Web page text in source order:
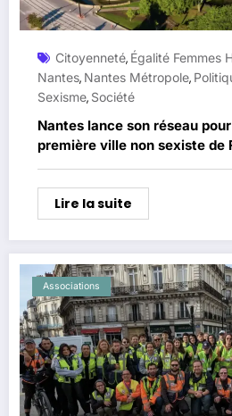
Citoyenneté, Égalité Femmes
Nantes, Nantes Métropole,
Sexisme, Société
Nantes lance son réseau
première ville non sexiste de
2030
Lire la suite
Associations